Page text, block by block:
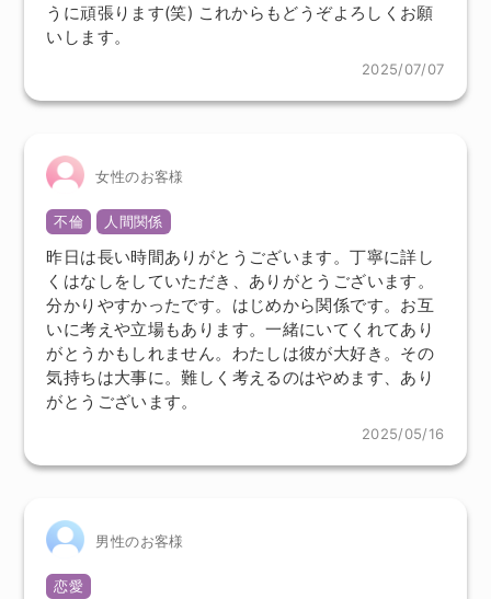
うに頑張ります(笑) これからもどうぞよろしくお願
いします。
2025/07/07
女性のお客様
不倫 人間関係
昨日は長い時間ありがとうございます。丁寧に詳し
くはなしをしていただき、ありがとうございます。
分かりやすかったです。はじめから関係です。お互
いに考えや立場もあります。一緒にいてくれてあり
がとうかもしれません。わたしは彼が大好き。その
気持ちは大事に。難しく考えるのはやめます、あり
がとうございます。
2025/05/16
男性のお客様
恋愛